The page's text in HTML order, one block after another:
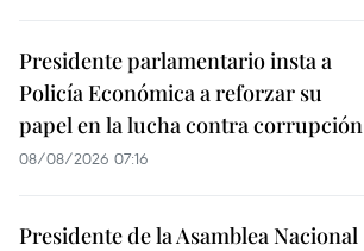
Presidente parlamentario insta a
Policía Económica a reforzar su
papel en la lucha contra corrupción
08/08/2026 07:16
Presidente de la Asamblea Nacional